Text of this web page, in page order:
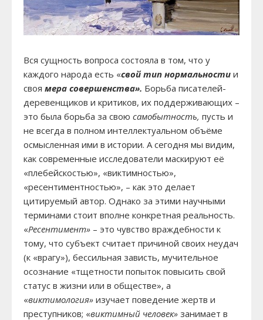
Вся сущность вопроса состояла в том, что у
каждого народа есть «свой тип нормальности и
своя мера совершенства». Борьба писателей-
деревенщиков и критиков, их поддерживающих –
это была борьба за свою самобытность, пусть и
не всегда в полном интеллектуальном объёме
осмысленная ими в истории. А сегодня мы видим,
как современные исследователи маскируют её
«плебейскостью», «виктимностью»,
«ресентиментностью», – как это делает
цитируемый автор. Однако за этими научными
терминами стоит вполне конкретная реальность.
«Ресентимент» – это чувство враждебности к
тому, что субъект считает причиной своих неудач
(к «врагу»), бессильная зависть, мучительное
осознание «тщетности попыток повысить свой
статус в жизни или в обществе», а
«виктимология» изучает поведение жертв и
преступников; «виктимный человек» занимает в